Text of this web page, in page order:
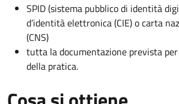
SPID (sistema pubblico di identità
d’identità elettronica (CIE) o carta
(CNS)
tutta la documentazione prevista
della pratica.